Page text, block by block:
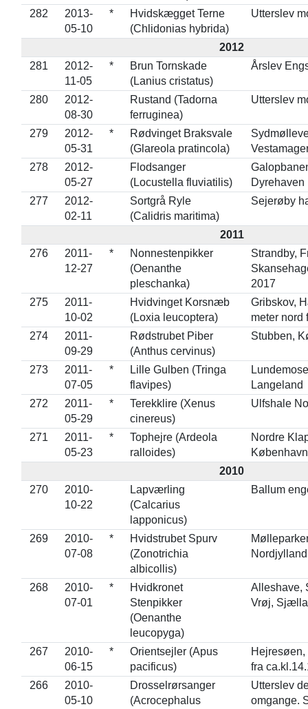
282
2013-
05-10
*
Hvidskægget Terne
(Chlidonias hybrida)
Utterslev
2012
281
2012-
11-05
*
Brun Tornskade
(Lanius cristatus)
Årslev
280
2012-
08-30
Rustand (Tadorna
ferruginea)
Utterslev
279
2012-
05-31
*
Rødvinget Braksvale
(Glareola pratincola)
278
2012-
05-27
Flodsanger
(Locustella fluviatilis)
Dyrehaven
277
2012-
02-11
Sortgrå Ryle
(Calidris maritima)
Sejerøby
2011
276
2011-
12-27
*
Nonnestenpikker
(Oenanthe
pleschanka)
Strandby,
2017
275
2011-
10-02
Hvidvinget Korsnæb
(Loxia leucoptera)
Gribskov,
meter nord
274
2011-
09-29
Rødstrubet Piber
(Anthus cervinus)
Stubben,
273
2011-
07-05
*
Lille Gulben (Tringa
flavipes)
Langeland
272
2011-
05-29
*
Terekklire (Xenus
cinereus)
Ulfshale
271
2011-
05-23
*
Tophejre (Ardeola
ralloides)
Nordre
København
2010
270
2010-
10-22
Lapværling
(Calcarius
lapponicus)
Ballum
269
2010-
07-08
*
Hvidstrubet Spurv
(Zonotrichia
albicollis)
Nordjylland
268
2010-
07-01
*
Hvidkronet
Stenpikker
(Oenanthe
leucopyga)
Alleshave,
Vrøj,
267
2010-
06-15
*
Orientsejler (Apus
pacificus)
Hejresøen,
fra
266
2010-
05-10
Drosselrørsanger
(Acrocephalus
Utterslev
omgange.